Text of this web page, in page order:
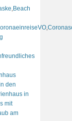
Beach
den
in
mit
am